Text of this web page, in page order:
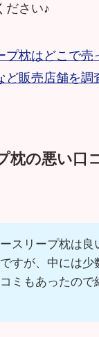
ださい♪
プ枕はどこで売
販売店舗を調
枕の悪い口
スリープ枕は良
すが、中には少
ミもあったので